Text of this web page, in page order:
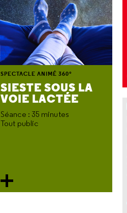
SIESTE SOUS LA
VOIE LACTÉE
SPECTACLE ANIMÉ 360°
Séance : 35 minutes
Tout public